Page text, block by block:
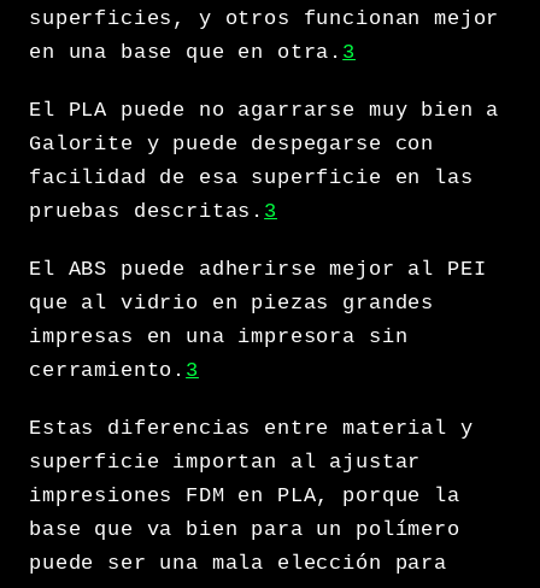
superficies, y otros funcionan mejor
en una base que en otra. 3
El PLA puede no agarrarse muy bien a
Galorite y puede despegarse con
facilidad de esa superficie en las
pruebas descritas. 3
El ABS puede adherirse mejor al PEI
que al vidrio en piezas grandes
impresas en una impresora sin
cerramiento. 3
Estas diferencias entre material y
superficie importan al ajustar
impresiones FDM en PLA, porque la
base que va bien para un polímero
puede ser una mala elección para